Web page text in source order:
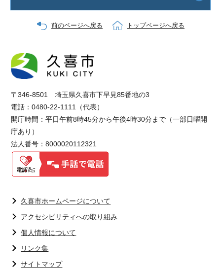
前のページへ戻る トップページへ戻る
〒346-8501 埼玉県久喜市下早見85番地の3
電話：0480-22-1111（代表）
開庁時間：平日午前8時45分から午後4時30分まで（一部日曜開
庁あり）
法人番号：8000020112321
久喜市ホームページについて
アクセシビリティへの取り組み
個人情報について
リンク集
サイトマップ